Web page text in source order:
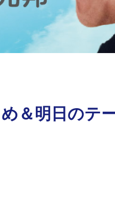
＆明日のテ